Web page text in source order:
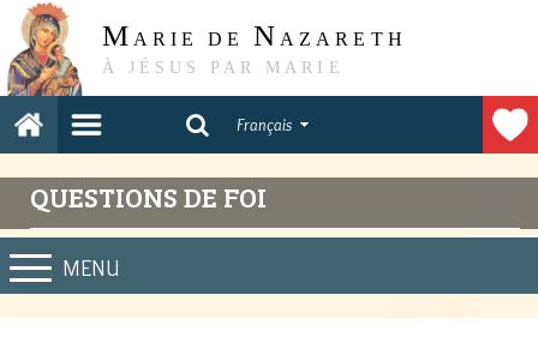
M ARIE DE N AZARETH
À JÉSUS PAR MARIE
Français
QUESTIONS DE FOI
MENU